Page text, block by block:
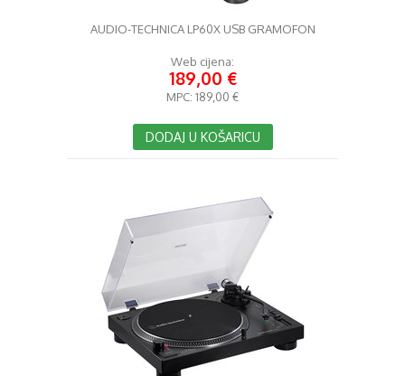
AUDIO-TECHNICA LP60X USB GRAMOFON
Web cijena:
189,00 €
MPC: 189,00 €
DODAJ U KOŠARICU